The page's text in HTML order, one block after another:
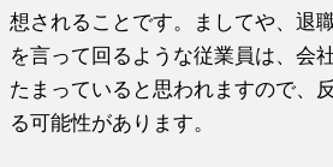
想されることです。ましてや、退
を言って回るような従業員は、会
たまっていると思われますので、
る可能性があります。